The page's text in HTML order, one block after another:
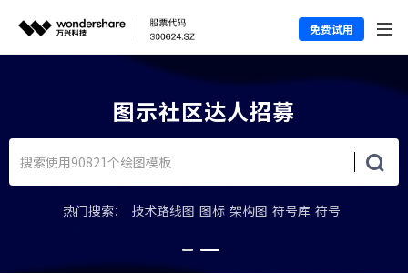
免费试用
上图示学堂，轻松上手图示软件
热门搜索： 技术路线图 图标 架构图 符号库 符号